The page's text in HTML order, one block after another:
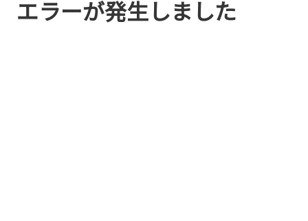
エラーが発生しました